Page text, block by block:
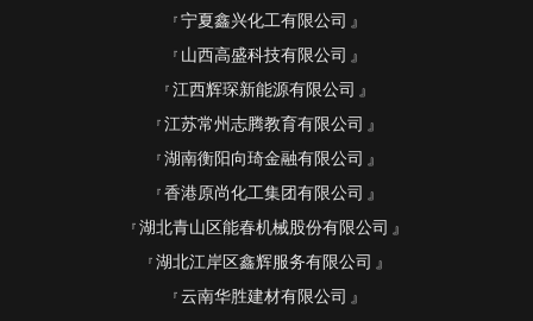
宁夏鑫兴化工有限公司
山西高盛科技有限公司
江西辉琛新能源有限公司
江苏常州志腾教育有限公司
湖南衡阳向琦金融有限公司
香港原尚化工集团有限公司
湖北青山区能春机械股份有限公司
湖北江岸区鑫辉服务有限公司
云南华胜建材有限公司